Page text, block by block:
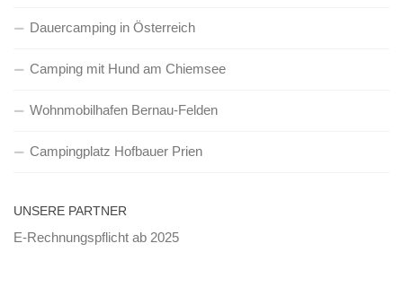
Dauercamping in Österreich
Camping mit Hund am Chiemsee
Wohnmobilhafen Bernau-Felden
Campingplatz Hofbauer Prien
UNSERE PARTNER
E-Rechnungspflicht ab 2025